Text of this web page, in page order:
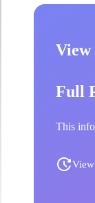
View
Full
This
View